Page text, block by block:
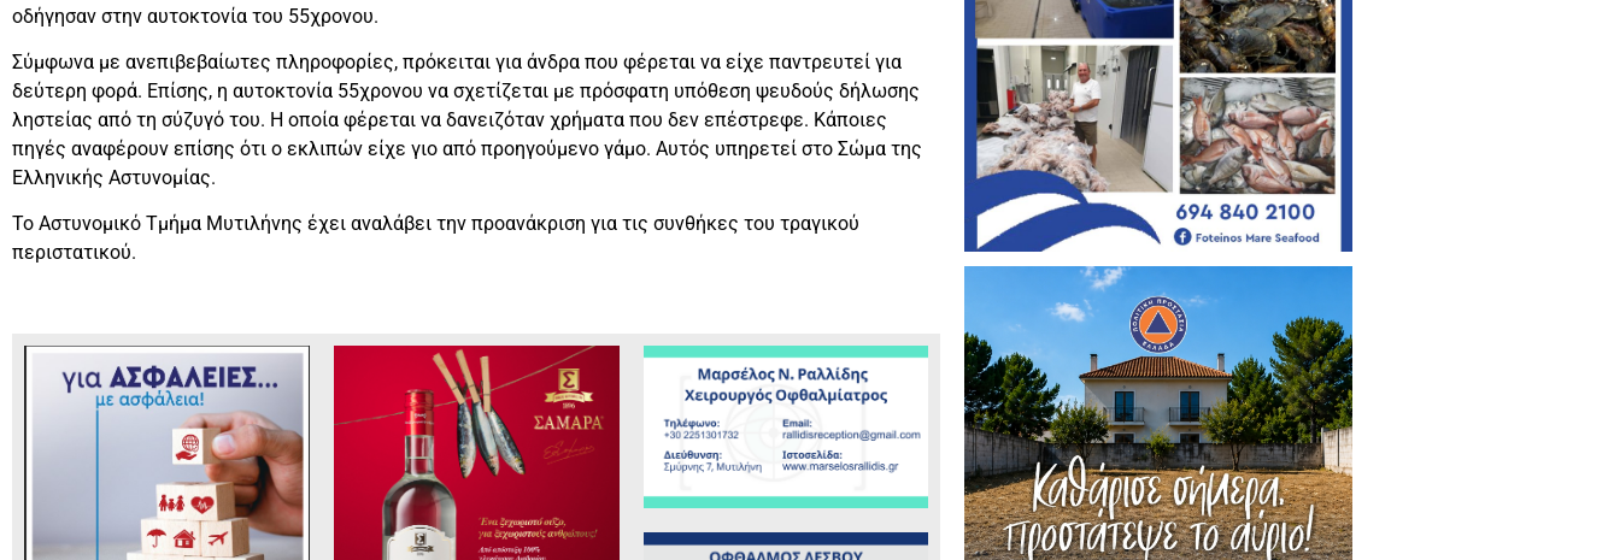
οδήγησαν στην αυτοκτονία του 55χρονου.
Σύμφωνα με ανεπιβεβαίωτες πληροφορίες, πρόκειται για άνδρα που φέρεται να είχε παντρευτεί για
δεύτερη φορά. Επίσης, η αυτοκτονία 55χρονου να σχετίζεται με πρόσφατη υπόθεση ψευδούς δήλωσης
ληστείας από τη σύζυγό του. Η οποία φέρεται να δανειζόταν χρήματα που δεν επέστρεφε. Κάποιες
πηγές αναφέρουν επίσης ότι ο εκλιπών είχε γιο από προηγούμενο γάμο. Αυτός υπηρετεί στο Σώμα της
Ελληνικής Αστυνομίας.
Το Αστυνομικό Τμήμα Μυτιλήνης έχει αναλάβει την προανάκριση για τις συνθήκες του τραγικού
περιστατικού.